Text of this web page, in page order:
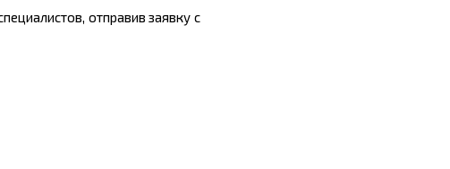
отправив заявку с